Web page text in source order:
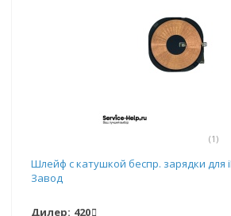
(1)
Шлейф с катушкой беспр. зарядки для
Завод
Дилер: 420